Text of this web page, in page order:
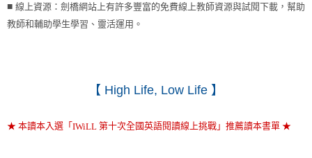
■ 線上資源：劍橋網站上有許多豐富的免費線上教師資源與試閱下載，幫助
教師和輔助學生學習、靈活運用。
【 High Life, Low Life 】
★ 本讀本入選「IWiLL 第十次全國英語閱讀線上挑戰」推薦讀本書單 ★